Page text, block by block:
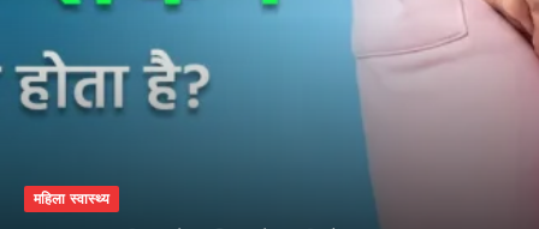
महिला स्वास्थ्य